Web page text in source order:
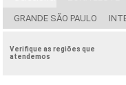
GRANDE SÃO PAULO
Verifique as regiões que
atendemos